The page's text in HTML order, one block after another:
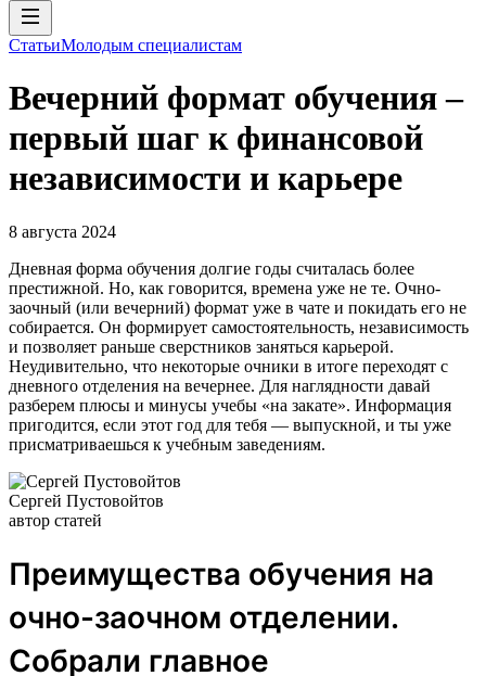
СтатьиМолодым специалистам
Вечерний формат обучения –
первый шаг к финансовой
независимости и карьере
8 августа 2024
Дневная форма обучения долгие годы считалась более
престижной. Но, как говорится, времена уже не те. Очно-
заочный (или вечерний) формат уже в чате и покидать его не
собирается. Он формирует самостоятельность, независимость
и позволяет раньше сверстников заняться карьерой.
Неудивительно, что некоторые очники в итоге переходят с
дневного отделения на вечернее. Для наглядности давай
разберем плюсы и минусы учебы «на закате». Информация
пригодится, если этот год для тебя — выпускной, и ты уже
присматриваешься к учебным заведениям.
Сергей Пустовойтов
автор статей
Преимущества обучения на
очно-заочном отделении.
Собрали главное